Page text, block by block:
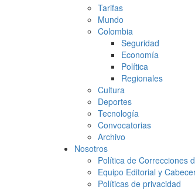
Tarifas
Mundo
Colombia
Seguridad
Economía
Política
Regionales
Cultura
Deportes
Tecnología
Convocatorias
Archivo
Nosotros
Política de Correcciones
Equipo Editorial y
Políticas de privacidad